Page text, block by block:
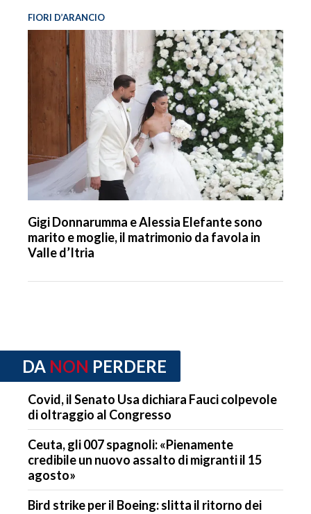
FIORI D’ARANCIO
Gigi Donnarumma e Alessia Elefante sono
marito e moglie, il matrimonio da favola in
Valle d’Itria
DA NON PERDERE
Covid, il Senato Usa dichiara Fauci colpevole
di oltraggio al Congresso
Ceuta, gli 007 spagnoli: «Pienamente
credibile un nuovo assalto di migranti il 15
agosto»
Bird strike per il Boeing: slitta il ritorno dei